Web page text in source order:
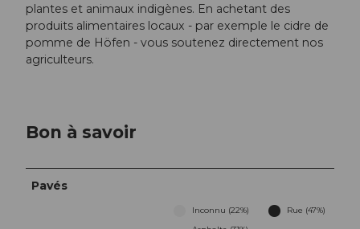
plantes et animaux indigènes. En achetant des
produits alimentaires locaux - par exemple le cidre de
pomme de Höfen - vous soutenez directement nos
agriculteurs.
Bon à savoir
Pavés
Inconnu (22%)
Rue (47%)